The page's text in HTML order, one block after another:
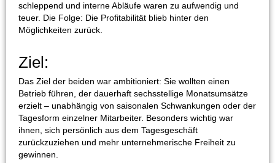
schleppend und interne Abläufe waren zu aufwendig und
teuer. Die Folge: Die Profitabilität blieb hinter den
Möglichkeiten zurück.
Ziel:
Das Ziel der beiden war ambitioniert: Sie wollten einen
Betrieb führen, der dauerhaft sechsstellige Monatsumsätze
erzielt – unabhängig von saisonalen Schwankungen oder der
Tagesform einzelner Mitarbeiter. Besonders wichtig war
ihnen, sich persönlich aus dem Tagesgeschäft
zurückzuziehen und mehr unternehmerische Freiheit zu
gewinnen.